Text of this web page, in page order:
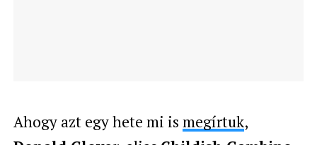
Ahogy azt egy hete mi is megírtuk,